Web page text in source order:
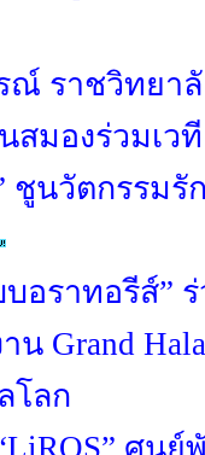
ณ์ ราชวิทย
มองร่วมเวที
ชูนวัตกรรมรั
บอราทอรีส์”
Grand
โลก
ศูน